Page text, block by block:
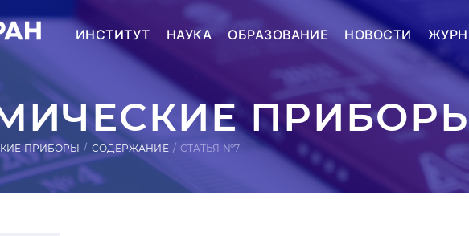
ИНСТИТУТ НАУКА ОБРАЗОВАНИЕ НОВОСТИ
ПРИБОРЫ СОДЕРЖАНИЕ СТАТЬЯ №7